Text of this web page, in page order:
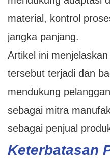
material, kontrol
jangka panjang.
Artikel ini
tersebut terjadi dan
mendukung
sebagai mitra
sebagai penjual
Keterbatasan